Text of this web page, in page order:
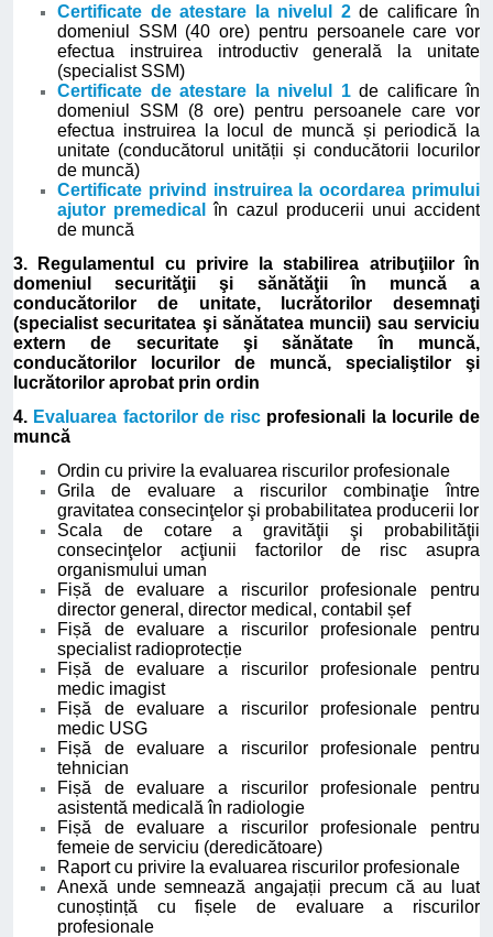
Certificate de atestare la nivelul 2de calificare în
domeniul SSM (40 ore) pentru persoanele care vor
efectua instruirea introductiv generală la unitate
(specialist SSM)
Certificate de atestare la nivelul 1de calificare în
domeniul SSM (8 ore) pentru persoanele care vor
efectua instruirea la locul de muncă și periodică la
unitate (conducătorul unității și conducătorii locurilor
de muncă)
Certificate privind instruirea la ocordarea primului
ajutor premedical
în cazul producerii unui accident
de muncă
3. Regulamentul cu privire la stabilirea atribuţiilor în
domeniul securităţii şi sănătăţii în muncă a
conducătorilor de unitate, lucrătorilor desemnaţi
(specialist securitatea şi sănătatea muncii) sau serviciu
extern de securitate şi sănătate în muncă,
conducătorilor locurilor de muncă, specialiştilor şi
lucrătorilor aprobat prin ordin
4. Evaluarea factorilor de risc profesionali la locurile de
muncă
Ordin cu privire la evaluarea riscurilor profesionale
Grila de evaluare a riscurilor combinaţie între
gravitatea consecinţelor şi probabilitatea producerii lor
Scala de cotare a gravităţii şi probabilităţii
consecinţelor acţiunii factorilor de risc asupra
organismului uman
Fișă de evaluare a riscurilor profesionale pentru
director general, director medical, contabil șef
Fișă de evaluare a riscurilor profesionale pentru
specialist radioprotecție
Fișă de evaluare a riscurilor profesionale pentru
medic imagist
Fișă de evaluare a riscurilor profesionale pentru
medic USG
Fișă de evaluare a riscurilor profesionale pentru
tehnician
Fișă de evaluare a riscurilor profesionale pentru
asistentă medicală în radiologie
Fișă de evaluare a riscurilor profesionale pentru
femeie de serviciu (deredicătoare)
Raport cu privire la evaluarea riscurilor profesionale
Anexă unde semnează angajații precum că au luat
cunoștință cu fișele de evaluare a riscurilor
profesionale